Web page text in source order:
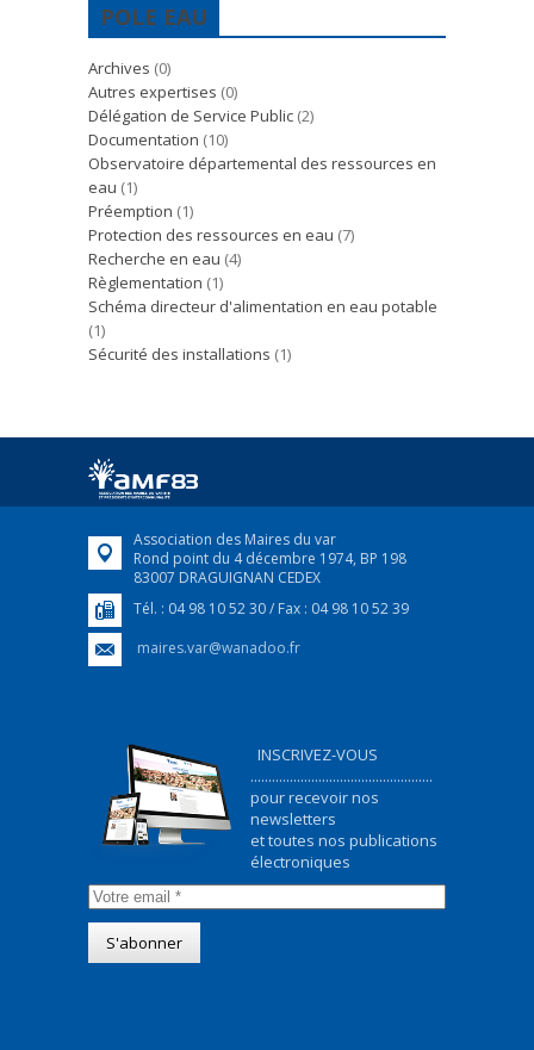
POLE EAU
Archives (0)
Autres expertises (0)
Délégation de Service Public (2)
Documentation (10)
Observatoire départemental des ressources en
eau (1)
Préemption (1)
Protection des ressources en eau (7)
Recherche en eau (4)
Règlementation (1)
Schéma directeur d'alimentation en eau potable
(1)
Sécurité des installations (1)
Association des Maires du var
Rond point du 4 décembre 1974, BP 198
83007 DRAGUIGNAN CEDEX
Tél. : 04 98 10 52 30 / Fax : 04 98 10 52 39
maires.var@wanadoo.fr
INSCRIVEZ-VOUS
...................................................
pour recevoir nos
newsletters
et toutes nos publications
électroniques